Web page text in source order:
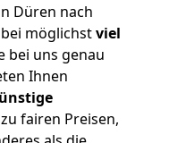
Düren nach
möglichstviel
bei uns genau
Ihnen
zu fairen Preisen,